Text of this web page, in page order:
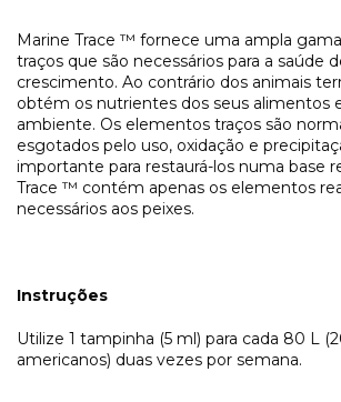
Marine Trace ™ fornece uma ampla
traços que são necessários para a saúde
crescimento. Ao contrário dos animais
obtém os nutrientes dos seus alimentos
ambiente. Os elementos traços são
esgotados pelo uso, oxidação e
importante para restaurá-los numa base
Trace ™ contém apenas os elementos
necessários aos peixes.
Instruções
Utilize 1 tampinha (5 ml) para cada 80 L
americanos) duas vezes por semana.